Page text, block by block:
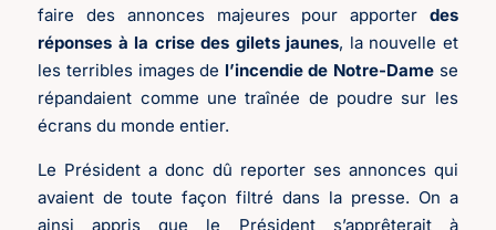
faire des annonces majeures pour apporter des
réponses à la crise des gilets jaunes, la nouvelle et
les terribles images de l’incendie de Notre-Damese
répandaient comme une traînée de poudre sur les
écrans du monde entier.
Le Président a donc dû reporter ses annonces qui
avaient de toute façon filtré dans la presse. On a
ainsi appris que le Président s’apprêterait à